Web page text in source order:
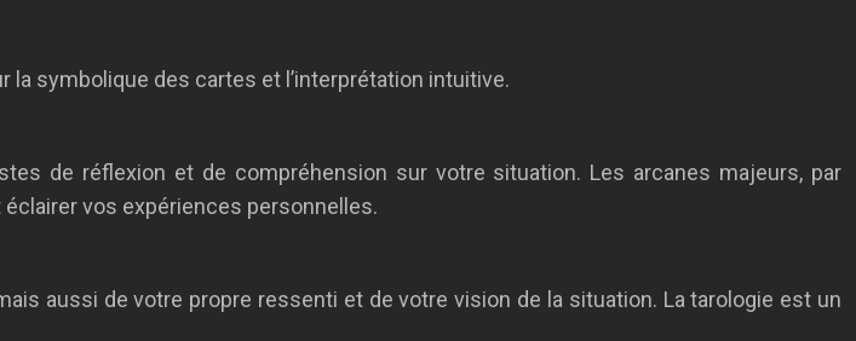
la symbolique des cartes et l’interprétation intuitive.
de réflexion et de compréhension sur votre situation. Les arcanes majeurs, par
vos expériences personnelles.
aussi de votre propre ressenti et de votre vision de la situation. La tarologie est un